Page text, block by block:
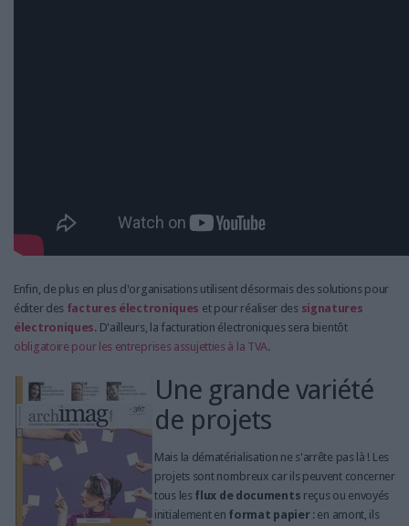
Enfin, de plus en plus d'organisations utilisent désormais des solutions pour
éditer des factures électroniques et pour réaliser des signatures
électroniques. D'ailleurs, la facturation électroniques sera bientôt
obligatoire pour les entreprises assujetties à la TVA.
Une grande variété
de projets
Mais la dématérialisation ne s'arrête pas là ! Les
projets sont nombreux car ils peuvent concerner
tous les flux de documents reçus ou envoyés
initialement en format papier: en amont, ils